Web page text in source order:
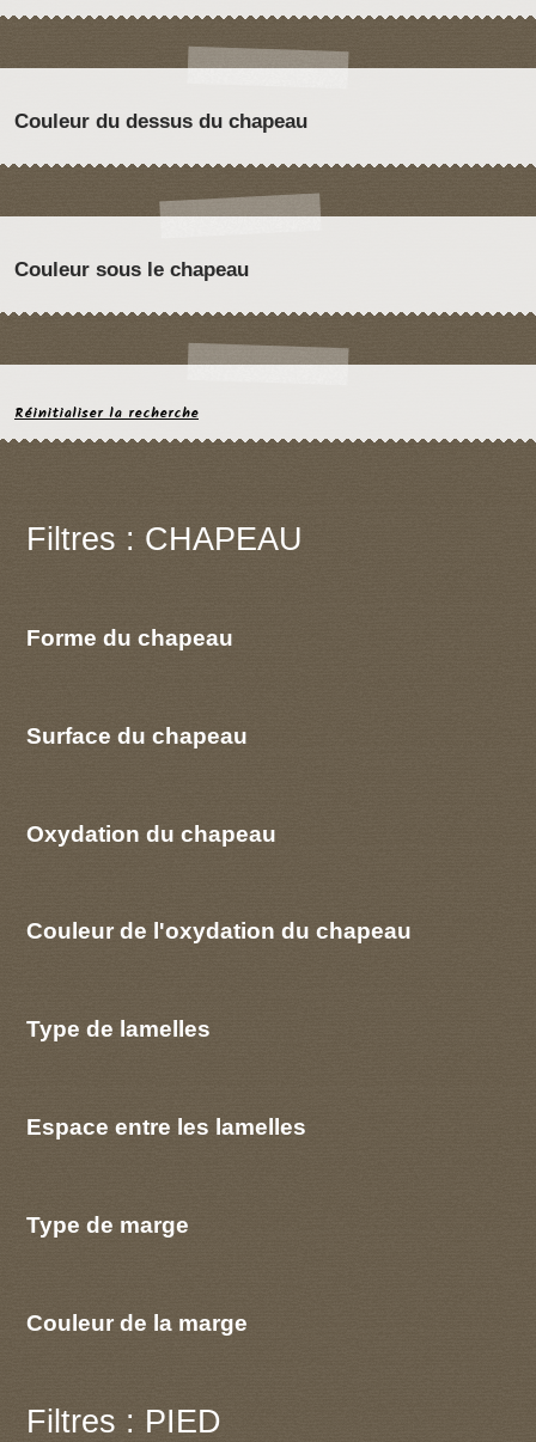
Couleur du dessus du chapeau
Couleur sous le chapeau
Réinitialiser la recherche
Filtres : CHAPEAU
Forme du chapeau
Surface du chapeau
Oxydation du chapeau
Couleur de l'oxydation du chapeau
Type de lamelles
Espace entre les lamelles
Type de marge
Couleur de la marge
Filtres : PIED